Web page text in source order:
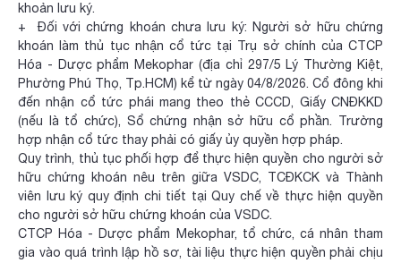
khoản lưu ký.
+ Đối với chứng khoán chưa lưu ký: Người sở hữu chứng
khoán làm thủ tục nhận cổ tức tại Trụ sở chính của CTCP
Hóa - Dược phẩm Mekophar (địa chỉ 297/5 Lý Thường Kiệt,
Phường Phú Thọ, Tp.HCM) kể từ ngày 04/8/2026. Cổ đông khi
đến nhận cổ tức phái mang theo thẻ CCCD, Giấy CNĐKKD
(nếu là tổ chức), Sổ chứng nhận sở hữu cổ phần. Trường
hợp nhận cổ tức thay phải có giấy ủy quyền hợp pháp.
Quy trình, thủ tục phối hợp để thực hiện quyền cho người sở
hữu chứng khoán nêu trên giữa VSDC, TCĐKCK và Thành
viên lưu ký quy định chi tiết tại Quy chế về thực hiện quyền
cho người sở hữu chứng khoán của VSDC.
CTCP Hóa - Dược phẩm Mekophar, tổ chức, cá nhân tham
gia vào quá trình lập hồ sơ, tài liệu thực hiện quyền phải chịu